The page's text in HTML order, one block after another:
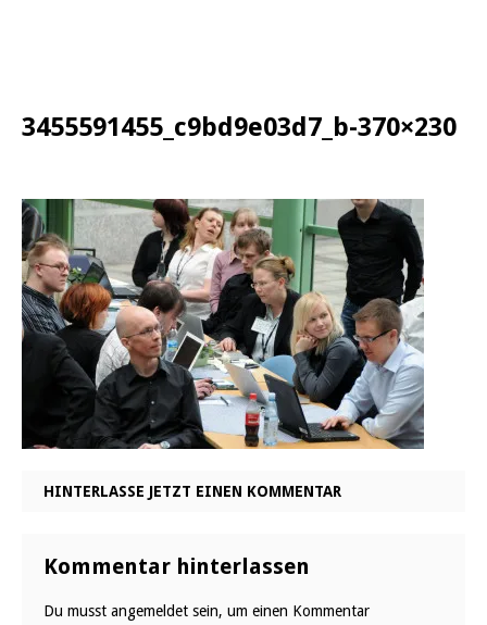
3455591455_c9bd9e03d7_b-370×230
HINTERLASSE JETZT EINEN KOMMENTAR
Kommentar hinterlassen
Du musst angemeldet sein, um einen Kommentar